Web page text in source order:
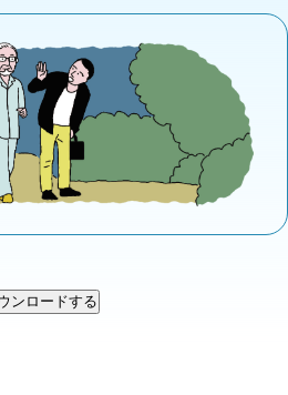
ンロードする